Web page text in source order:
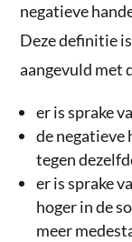
negatieve
Deze definitie
aangevuld met
er is sprake
de negatieve
tegen
er is sprake
hoger in de
meer